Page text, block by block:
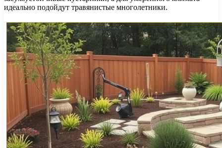
идеально подойдут травянистые многолетники.